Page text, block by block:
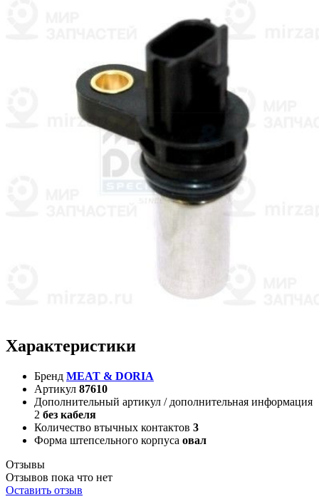
Характеристики
Бренд MEAT & DORIA
Артикул 87610
Дополнительный артикул / дополнительная информация
2 без кабеля
Количество втычных контактов 3
Форма штепсельного корпуса овал
Отзывы
Отзывов пока что нет
Оставить отзыв